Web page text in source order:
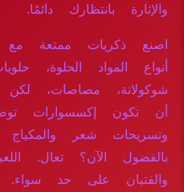
والإثارة بانتظارك دائمًا.
اصنع ذكريات ممتعة مع
أنواع المواد الحلوة،
شوكولاتة، مصاصات،
أن تكون إكسسوارات
وتسريحات شعر
بالفضول الآن؟ تعال.
والفتيان على حد سواء.